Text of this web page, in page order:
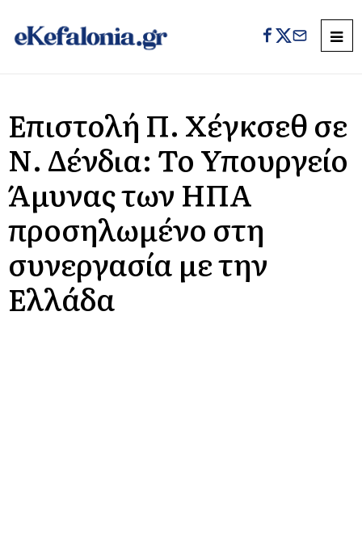
Επιστολή Π. Χέγκσεθ σε
Ν. Δένδια: Το Υπουργείο
Άμυνας των ΗΠΑ
προσηλωμένο στη
συνεργασία με την
Ελλάδα